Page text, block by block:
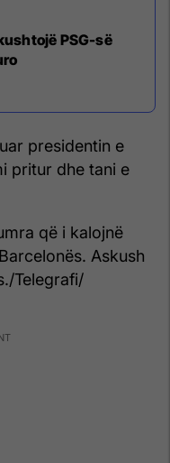
PSG-së
presidentin e
pritur dhe tani e
që i kalojnë
Askush
Telegrafi/